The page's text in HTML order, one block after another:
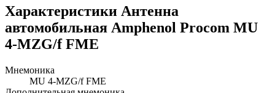
Характеристики Антенна
автомобильная Amphenol Procom MU
4-MZG/f FME
Мнемоника
MU 4-MZG/f FME